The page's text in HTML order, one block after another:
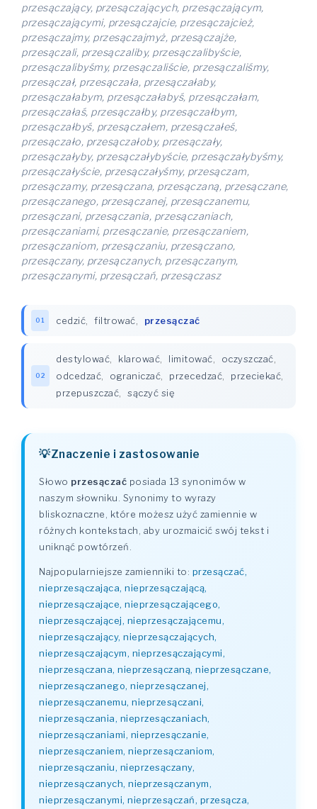
przesączający, przesączających, przesączającym,
przesączającymi, przesączajcie, przesączajcież,
przesączajmy, przesączajmyż, przesączajże,
przesączali, przesączaliby, przesączalibyście,
przesączalibyśmy, przesączaliście, przesączaliśmy,
przesączał, przesączała, przesączałaby,
przesączałabym, przesączałabyś, przesączałam,
przesączałaś, przesączałby, przesączałbym,
przesączałbyś, przesączałem, przesączałeś,
przesączało, przesączałoby, przesączały,
przesączałyby, przesączałybyście, przesączałybyśmy,
przesączałyście, przesączałyśmy, przesączam,
przesączamy, przesączana, przesączaną, przesączane,
przesączanego, przesączanej, przesączanemu,
przesączani, przesączania, przesączaniach,
przesączaniami, przesączanie, przesączaniem,
przesączaniom, przesączaniu, przesączano,
przesączany, przesączanych, przesączanym,
przesączanymi, przesączań, przesączasz
01 cedzić filtrować przesączać
02
destylować klarować limitować oczyszczać
odcedzać
ograniczać przecedzać przeciekać
przepuszczać
sączyć się
Znaczenie i zastosowanie
Słowo przesączać posiada 13 synonimów w
naszym słowniku. Synonimy to wyrazy
bliskoznaczne, które możesz użyć zamiennie w
różnych kontekstach, aby urozmaicić swój tekst i
uniknąć powtórzeń.
Najpopularniejsze zamienniki to: przesączać,
nieprzesączająca, nieprzesączającą,
nieprzesączające, nieprzesączającego,
nieprzesączającej, nieprzesączającemu,
nieprzesączający, nieprzesączających,
nieprzesączającym, nieprzesączającymi,
nieprzesączana, nieprzesączaną, nieprzesączane,
nieprzesączanego, nieprzesączanej,
nieprzesączanemu, nieprzesączani,
nieprzesączania, nieprzesączaniach,
nieprzesączaniami, nieprzesączanie,
nieprzesączaniem, nieprzesączaniom,
nieprzesączaniu, nieprzesączany,
nieprzesączanych, nieprzesączanym,
nieprzesączanymi, nieprzesączań, przesącza,